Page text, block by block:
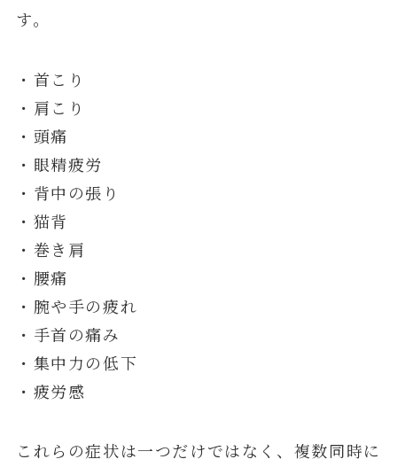
す。
・首こり
・肩こり
・頭痛
・眼精疲労
・背中の張り
・猫背
・巻き肩
・腰痛
・腕や手の疲れ
・手首の痛み
・集中力の低下
・疲労感
これらの症状は一つだけではなく、複数同時に